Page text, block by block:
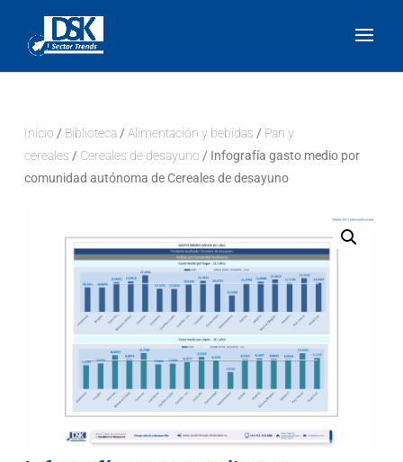
Inicio / Biblioteca/ Alimentación y bebidas / Pan y
cereales / Cereales de desayuno / Infografía gasto medio por
comunidad autónoma de Cereales de desayuno